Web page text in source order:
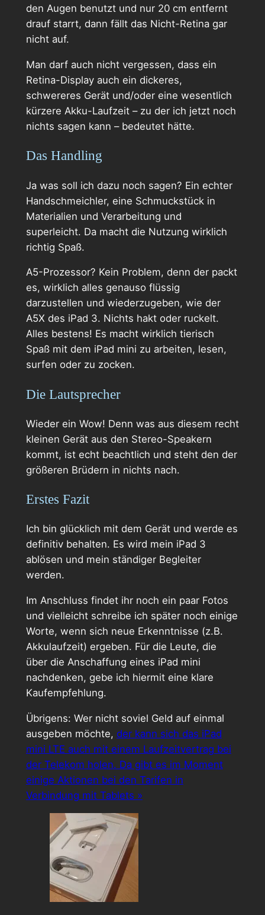
den Augen benutzt und nur 20 cm entfernt
drauf starrt, dann fällt das Nicht-Retina gar
nicht auf.
Man darf auch nicht vergessen, dass ein
Retina-Display auch ein dickeres,
schwereres Gerät und/oder eine wesentlich
kürzere Akku-Laufzeit – zu der ich jetzt noch
nichts sagen kann – bedeutet hätte.
Das Handling
Ja was soll ich dazu noch sagen? Ein echter
Handschmeichler, eine Schmuckstück in
Materialien und Verarbeitung und
superleicht. Da macht die Nutzung wirklich
richtig Spaß.
A5-Prozessor? Kein Problem, denn der packt
es, wirklich alles genauso flüssig
darzustellen und wiederzugeben, wie der
A5X des iPad 3. Nichts hakt oder ruckelt.
Alles bestens! Es macht wirklich tierisch
Spaß mit dem iPad mini zu arbeiten, lesen,
surfen oder zu zocken.
Die Lautsprecher
Wieder ein Wow! Denn was aus diesem recht
kleinen Gerät aus den Stereo-Speakern
kommt, ist echt beachtlich und steht den der
größeren Brüdern in nichts nach.
Erstes Fazit
Ich bin glücklich mit dem Gerät und werde es
definitiv behalten. Es wird mein iPad 3
ablösen und mein ständiger Begleiter
werden.
Im Anschluss findet ihr noch ein paar Fotos
und vielleicht schreibe ich später noch einige
Worte, wenn sich neue Erkenntnisse (z.B.
Akkulaufzeit) ergeben. Für die Leute, die
über die Anschaffung eines iPad mini
nachdenken, gebe ich hiermit eine klare
Kaufempfehlung.
Übrigens: Wer nicht soviel Geld auf einmal
ausgeben möchte, der kann sich das iPad
mini LTE auch mit einem Laufzeitvertrag bei
der Telekom holen. Da gibt es im Moment
einige Aktionen bei den Tarifen in
Verbindung mit Tablets »